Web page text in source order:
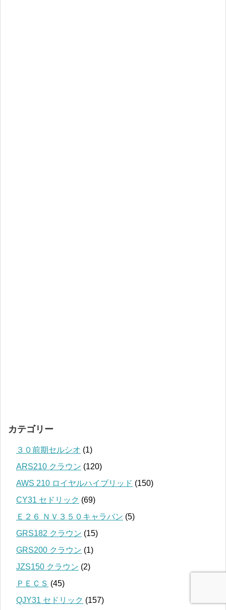
カテゴリー
３０前期セルシオ (1)
ARS210 クラウン (120)
AWS 210 ロイヤルハイブリッド (150)
CY31 セドリック (69)
Ｅ２６ ＮＶ３５０キャラバン (5)
GRS182 クラウン (15)
GRS200 クラウン (1)
JZS150 クラウン (2)
ＰＥＣＳ (45)
QJY31 セドリック (157)